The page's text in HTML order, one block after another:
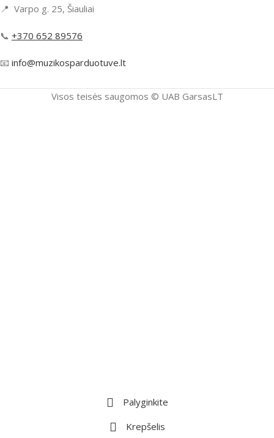
📍 Varpo g. 25, Šiauliai
📞 +370 652 89576
📧 info@muzikosparduotuve.lt
Visos teisės saugomos ©️ UAB GarsasLT
Palyginkite
Krepšelis